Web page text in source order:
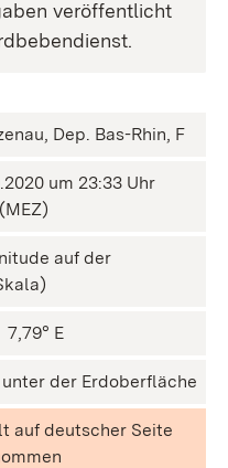
veröffentlicht
Dep. Bas-Rhin, F
um 23:33 Uhr
auf der
7,79° E
der Erdoberfläche
auf deutscher Seite